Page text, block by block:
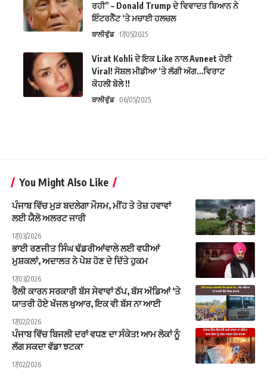
ਰਹੀ” – Donald Trump ਦੇ ਵਿਵਾਦਤ ਬਿਆਨ ਨੇ
ਇੰਟਰਨੈੱਟ ‘ਤੇ ਮਚਾਈ ਹਲਚਲ
ਬਾਲੀਵੁੱਡ 17/05/2025
Virat Kohli ਦੇ ਇਕ Like ਨਾਲ Avneet ਹੋਈ
Viral! ਸੋਸ਼ਲ ਮੀਡੀਆ ‘ਤੇ ਲੱਗੀ ਅੱਗ…ਵਿਰਾਟ
ਕੋਹਲੀ ਬੋਲੇ !!
ਬਾਲੀਵੁੱਡ 06/05/2025
You Might Also Like
ਪੰਜਾਬ ਵਿੱਚ ਮੁੜ ਬਦਲੇਗਾ ਮੌਸਮ, ਮੀਂਹ ਤੇ ਤੇਜ਼ ਹਵਾਵਾਂ
ਲਈ ਯੈਲੋ ਅਲਰਟ ਜਾਰੀ
17/03/2026
ਭਾਈ ਰਣਜੀਤ ਸਿੰਘ ਢੱਡਰੀਆਂਵਾਲੇ ਲਈ ਵਧੀਆਂ
ਮੁਸ਼ਕਲਾਂ, ਅਦਾਲਤ ਨੇ ਪੇਸ਼ ਹੋਣ ਦੇ ਦਿੱਤੇ ਹੁਕਮ
17/03/2026
ਰੈਲੀ ਕਾਰਨ ਸਰਕਾਰੀ ਬੱਸ ਸੇਵਾਵਾਂ ਠੱਪ, ਬੱਸ ਅੱਡਿਆਂ ‘ਤੇ
ਯਾਤਰੀ ਹੋਏ ਖੱਜਲ ਖੁਆਰ, ਇਕ ਵੀ ਬੱਸ ਨਾ ਆਈ
17/02/2026
ਪੰਜਾਬ ਵਿੱਚ ਬਿਜਲੀ ਦਰਾਂ ਵਧਣ ਦਾ ਸੰਕੇਤ! ਆਮ ਲੋਕਾਂ ਨੂੰ
ਲੱਗ ਸਕਦਾ ਵੱਡਾ ਝਟਕਾ
17/02/2026